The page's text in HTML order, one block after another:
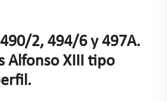
2, 494/6 y 497A.
Alfonso XIII tipo